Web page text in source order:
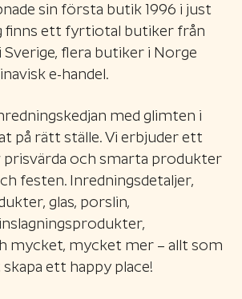
sin första butik 1996 i just
finns ett fyrtiotal butiker från
flera butiker i Norge
e-handel.
med glimten i
på rätt ställe. Vi erbjuder ett
och smarta produkter
festen. Inredningsdetaljer,
glas, porslin,
mycket, mycket mer – allt som
ett happy place!